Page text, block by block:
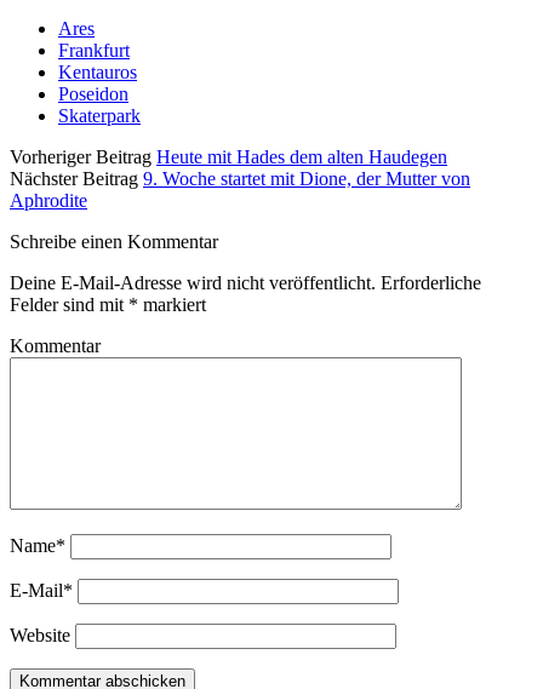
Ares
Frankfurt
Kentauros
Poseidon
Skaterpark
Vorheriger Beitrag Heute mit Hades dem alten Haudegen
Nächster Beitrag 9. Woche startet mit Dione, der Mutter von
Aphrodite
Schreibe einen Kommentar
Deine E-Mail-Adresse wird nicht veröffentlicht. Erforderliche
Felder sind mit * markiert
Kommentar
Name*
E-Mail*
Website